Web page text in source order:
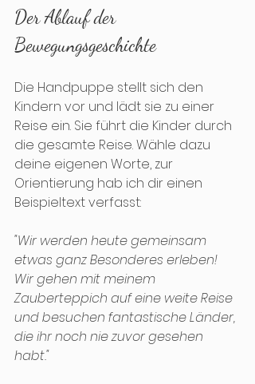
Der Ablauf der
Bewegungsgeschichte
Die Handpuppe stellt sich den
Kindern vor und lädt sie zu einer
Reise ein. Sie führt die Kinder durch
die gesamte Reise. Wähle dazu
deine eigenen Worte, zur
Orientierung hab ich dir einen
Beispieltext verfasst:
"Wir werden heute gemeinsam
etwas ganz Besonderes erleben!
Wir gehen mit meinem
Zauberteppich auf eine weite Reise
und besuchen fantastische Länder,
die ihr noch nie zuvor gesehen
habt."